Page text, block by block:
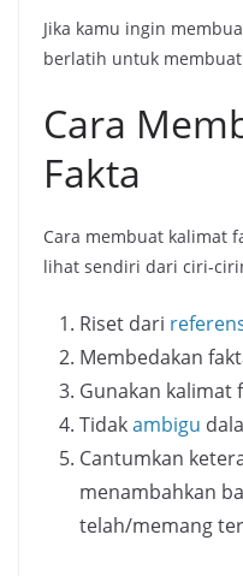
Jika kamu ingin
berlatih untuk
Cara
Fakta
Cara membuat kalimat
lihat sendiri dari ciri-
Riset dari
Membedakan
Gunakan kalimat
Tidakambigu
Cantumkan
menambahkan
telah/memang